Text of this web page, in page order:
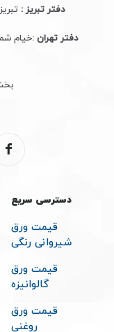
دفتر تبریز :
دفتر تهران :خیام
دسترسی سریع
قیمت ورق
شیروانی رنگی
قیمت ورق
گالوانیزه
قیمت ورق
روغنی